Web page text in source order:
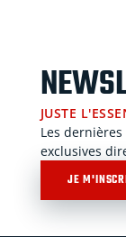
JUSTE
Les
exclusives
JE